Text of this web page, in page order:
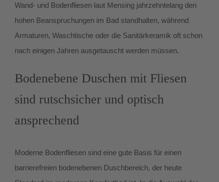
Wand- und Bodenfliesen laut Mensing jahrzehntelang den
hohen Beanspruchungen im Bad standhalten, während
Armaturen, Waschtische oder die Sanitärkeramik oft schon
nach einigen Jahren ausgetauscht werden müssen.
Bodenebene Duschen mit Fliesen
sind rutschsicher und optisch
ansprechend
Moderne Bodenfliesen sind eine gute Basis für einen
barrierefreien bodenebenen Duschbereich, der heute